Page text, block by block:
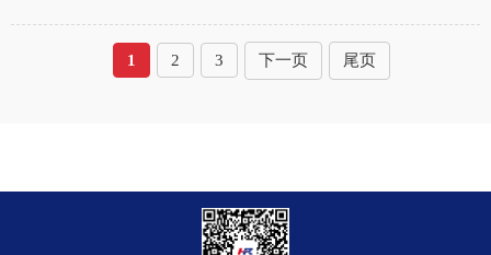
选。一、项目综合说明1、项目名称：凤凰磁浮观光快线车站固定艺术
装置设计、制作及安装；2、项目
1 2 3 下一页 尾页